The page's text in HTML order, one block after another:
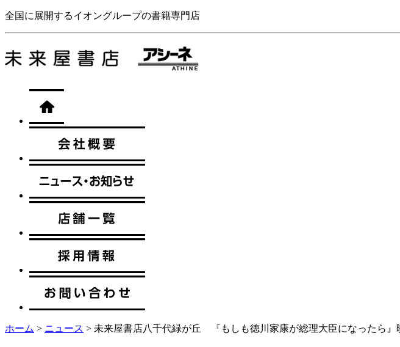
全国に展開するイオングループの書籍専門店
ホーム > ニュース > 未来屋書店八千代緑が丘 『もしも徳川家康が総理大臣になったら